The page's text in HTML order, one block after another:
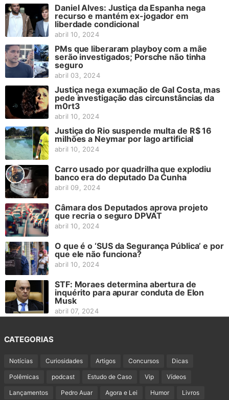
Daniel Alves: Justiça da Espanha nega
recurso e mantém ex-jogador em
liberdade condicional
abril 10, 2024
PMs que liberaram playboy com a mãe
serão investigados; Porsche não tinha
seguro
abril 03, 2024
Justiça nega exumação de Gal Costa, mas
pede investigação das circunstâncias da
m0rt3
abril 10, 2024
Justiça do Rio suspende multa de R$ 16
milhões a Neymar por lago artificial
abril 10, 2024
Carro usado por quadrilha que explodiu
banco era do deputado Da Cunha
abril 09, 2024
Câmara dos Deputados aprova projeto
que recria o seguro DPVAT
abril 10, 2024
O que é o ‘SUS da Segurança Pública’ e por
que ele não funciona?
abril 10, 2024
STF: Moraes determina abertura de
inquérito para apurar conduta de Elon
Musk
abril 07, 2024
CATEGORIAS
Notícias Curiosidades Artigos Concursos Dicas
Polêmicas podcast Estudo de Caso Vip Vídeos
Lançamentos Pedro Auar Agora e Lei Humor Livros